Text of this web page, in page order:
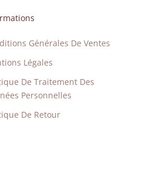
Générales De Ventes
Légales
De Traitement Des
Personnelles
De Retour